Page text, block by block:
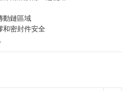
動鏈區域
和密封件安全